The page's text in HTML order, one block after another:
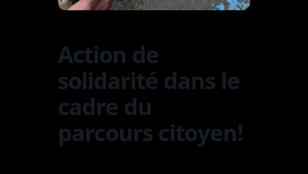
Action de
solidarité dans le
cadre du
parcours citoyen!